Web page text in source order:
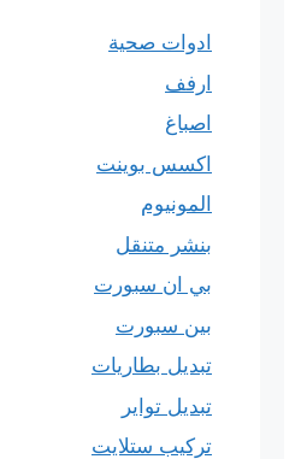
ادوات صحية
ارفف
اصباغ
اكسس بوينت
المونيوم
بنشر متنقل
بي ان سبورت
بين سبورت
تبديل بطاريات
تبديل تواير
تركيب ستلايت